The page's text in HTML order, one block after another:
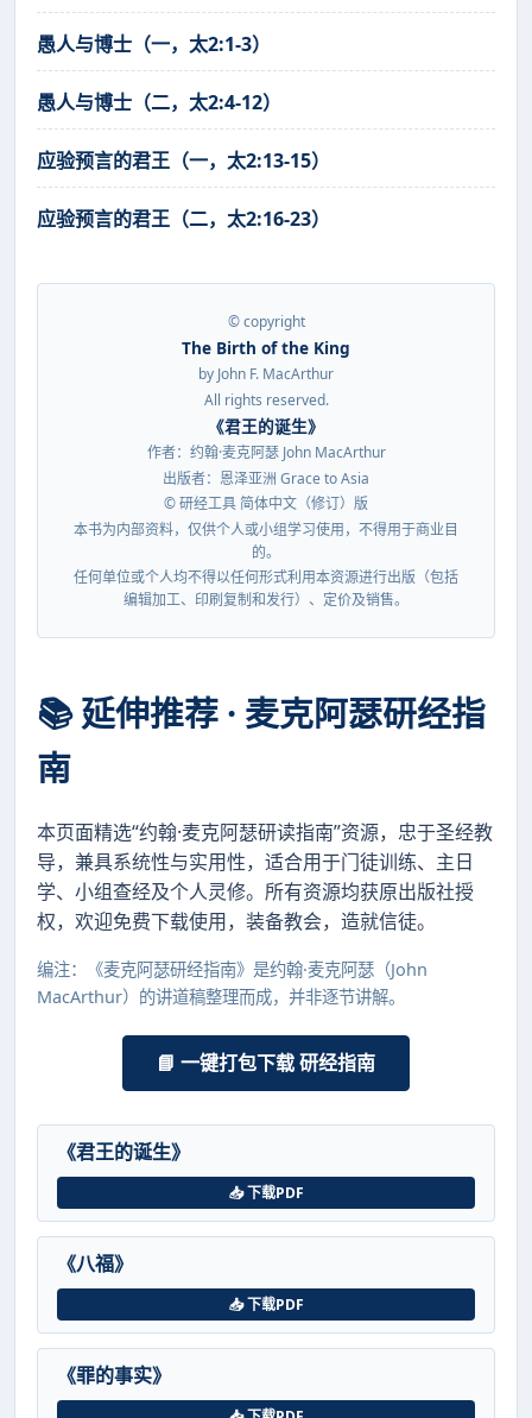
愚人与博士（一，太2:1-3）
愚人与博士（二，太2:4-12）
应验预言的君王（一，太2:13-15）
应验预言的君王（二，太2:16-23）
© copyright
The Birth of the King
by John F. MacArthur
All rights reserved.
《君王的诞生》
作者：约翰·麦克阿瑟 John MacArthur
出版者：恩泽亚洲 Grace to Asia
© 研经工具 简体中文（修订）版
本书为内部资料，仅供个人或小组学习使用，不得用于商业目
的。
任何单位或个人均不得以任何形式利用本资源进行出版（包括
编辑加工、印刷复制和发行）、定价及销售。
📚 延伸推荐 · 麦克阿瑟研经指
南
本页面精选“约翰·麦克阿瑟研读指南”资源，忠于圣经教
导，兼具系统性与实用性，适合用于门徒训练、主日
学、小组查经及个人灵修。所有资源均获原出版社授
权，欢迎免费下载使用，装备教会，造就信徒。
编注：《麦克阿瑟研经指南》是约翰·麦克阿瑟（John
MacArthur）的讲道稿整理而成，并非逐节讲解。
📘 一键打包下载 研经指南
《君王的诞生》
📥 下载PDF
《八福》
📥 下载PDF
《罪的事实》